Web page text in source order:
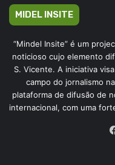
MIDEL INSITE
“Mindel Insite” é um
noticioso cujo elemento
S. Vicente. A iniciativa
campo do jornalismo
plataforma de difusão de
internacional, com uma